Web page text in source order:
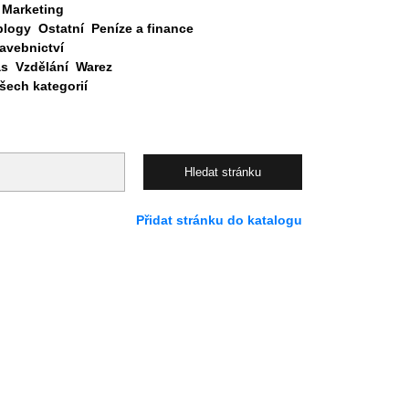
Marketing
Ostatní Peníze a finance
Vzdělání Warez
kategorií
Přidat stránku do katalogu